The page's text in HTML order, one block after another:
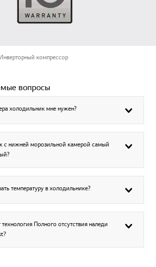
компрессор
вопросы
холодильник мне нужен?
с нижней морозильной камерой самый
температуру в холодильнике?
технология Полного отсутствия наледи